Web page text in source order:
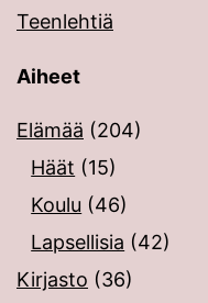
Teenlehtiä
Aiheet
Elämää (204)
Häät (15)
Koulu (46)
Lapsellisia (42)
Kirjasto (36)